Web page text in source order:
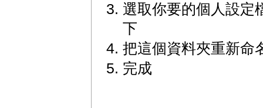
選取你要的個人設定
下
把這個資料夾重新命
完成